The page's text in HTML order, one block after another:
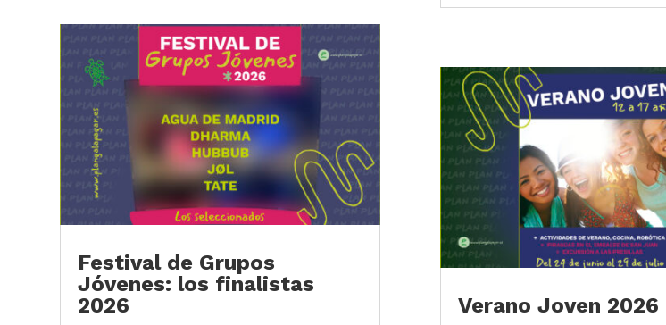
Festival de Grupos
Jóvenes: los finalistas
2026
Verano Joven 2026